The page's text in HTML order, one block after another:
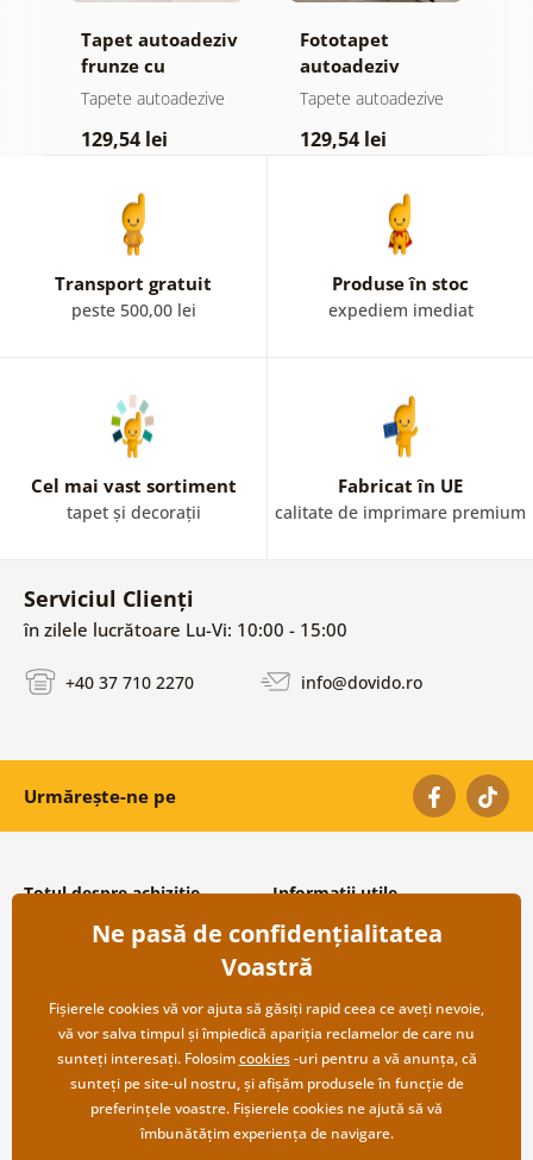
Tapet autoadeziv
frunze cu
atingere
Tapete autoadezive
129,54 lei
Fototapet
autoadeziv
pădure în ceață
Tapete autoadezive
129,54 lei
Transport gratuit
peste 500,00 lei
Produse în stoc
expediem imediat
Cel mai vast sortiment
tapet și decorații
Fabricat în UE
calitate de imprimare premium
Serviciul Clienți
în zilele lucrătoare Lu-Vi: 10:00 - 15:00
+40 37 710 2270 info@dovido.ro
Urmărește-ne pe
Totul despre achiziție
Condiții și termeni generali
Protecția datelor personale
Transport și modalități de plată
Returnare
Informații utile
Despre noi
Întrebări frecvente
Contacte
Cooperare angro
Ne pasă de confidențialitatea
Voastră
Fișierele cookies vă vor ajuta să găsiți rapid ceea ce aveți nevoie,
vă vor salva timpul și împiedică apariția reclamelor de care nu
sunteți interesați. Folosimcookies-uri pentru a vă anunța, că
sunteți pe site-ul nostru, și afișăm produsele în funcție de
preferințele voastre. Fișierele cookies ne ajută să vă
îmbunătățim experiența de navigare.